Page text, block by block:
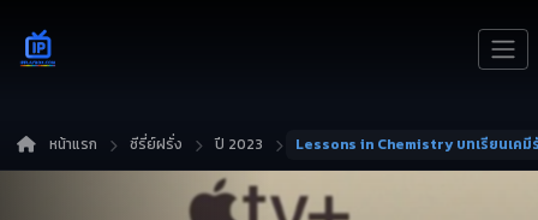
หน้าแรก ซีรี่ย์ฝรั่ง ปี 2023